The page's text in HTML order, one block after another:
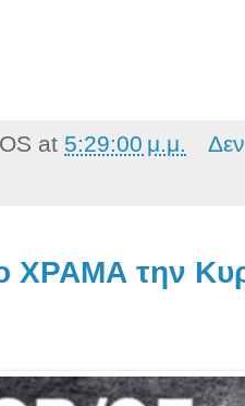
at 5:29:00 μ.μ.
ΧΡΑΜΑ την